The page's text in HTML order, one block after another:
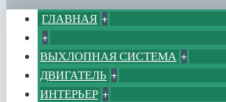
ГЛАВНАЯ +
+
ВЫХЛОПНАЯ СИСТЕМА +
ДВИГАТЕЛЬ +
ИНТЕРЬЕР +